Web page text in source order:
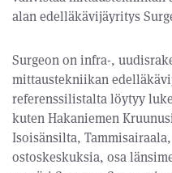
alan edelläkävijäyritys
Surgeon on infra-,
mittaustekniikan
referenssilistalta löytyy
kuten Hakaniemen
Isoisänsilta,
ostoskeskuksia, osa